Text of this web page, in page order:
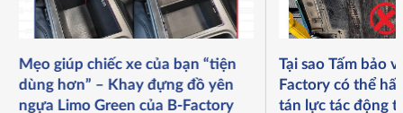
Mẹo giúp chiếc xe của bạn “tiện
dùng hơn” – Khay đựng đồ yên
ngựa Limo Green của B‑Factory
Tại sao Tấm bảo
Factory có thể
tán lực tác động